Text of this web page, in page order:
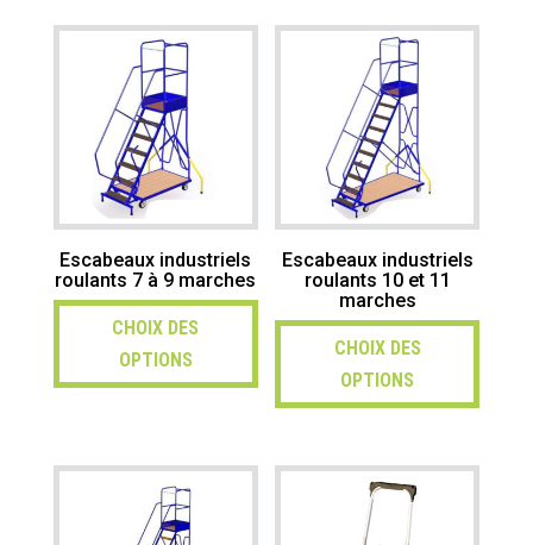
Escabeaux industriels
roulants 7 à 9 marches
CHOIX DES
OPTIONS
Escabeaux industriels
roulants 10 et 11
marches
CHOIX DES
OPTIONS